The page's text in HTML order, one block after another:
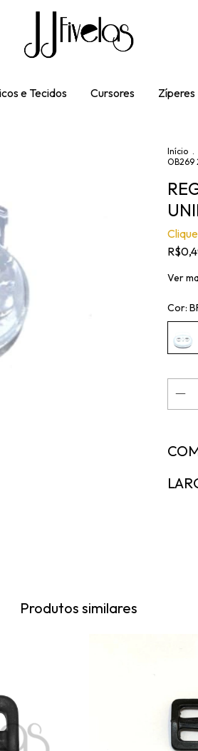
e Tecidos Cursores Zíperes
Início .
OB269
Ver
Cor:
Produtos similares